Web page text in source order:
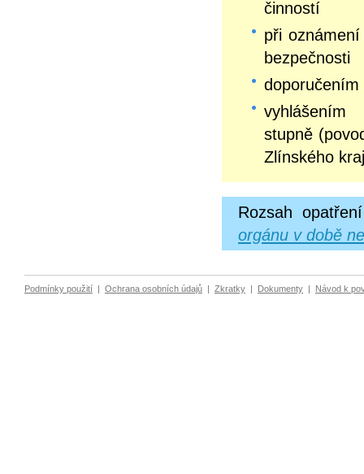
činností
při
bezpečnosti
stupně
Zlínského
Rozsah
orgánu v době
Podmínky použití | Ochrana osobních údajů | Zkratky | Dokumenty | Návod k